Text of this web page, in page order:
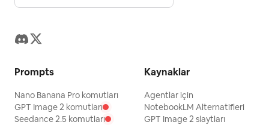
Prompts
Nano Banana Pro komutları
GPT Image 2 komutları
Seedance 2.5 komutları
Kaynaklar
Agentlar için
NotebookLM Alternatifleri
GPT Image 2 slaytları